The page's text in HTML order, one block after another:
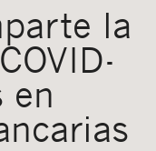
CONTACTO
ESPAÑOL
la
en